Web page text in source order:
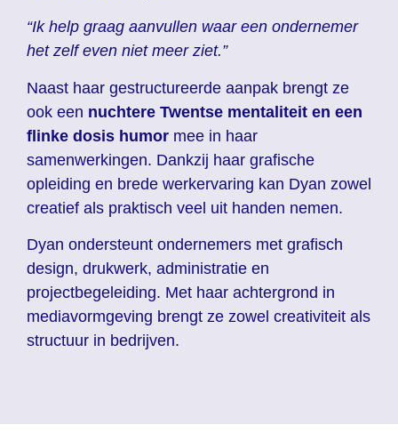
“Ik help graag aanvullen waar een ondernemer
het zelf even niet meer ziet.”
Naast haar gestructureerde aanpak brengt ze
ook een nuchtere Twentse mentaliteit en een
flinke dosis humor mee in haar
samenwerkingen. Dankzij haar grafische
opleiding en brede werkervaring kan Dyan zowel
creatief als praktisch veel uit handen nemen.
Dyan ondersteunt ondernemers met grafisch
design, drukwerk, administratie en
projectbegeleiding. Met haar achtergrond in
mediavormgeving brengt ze zowel creativiteit als
structuur in bedrijven.